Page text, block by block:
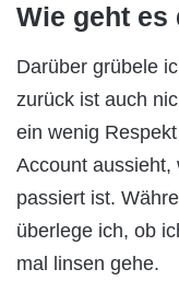
Wie geht es
Darüber grübele
zurück ist auch
ein wenig
Account aussieht,
passiert ist.
überlege ich, ob
mal linsen gehe.